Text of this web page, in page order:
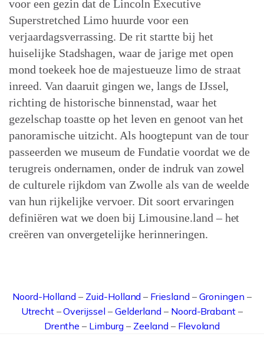
voor een gezin dat de Lincoln Executive
Superstretched Limo huurde voor een
verjaardagsverrassing. De rit startte bij het
huiselijke Stadshagen, waar de jarige met open
mond toekeek hoe de majestueuze limo de straat
inreed. Van daaruit gingen we, langs de IJssel,
richting de historische binnenstad, waar het
gezelschap toastte op het leven en genoot van het
panoramische uitzicht. Als hoogtepunt van de tour
passeerden we museum de Fundatie voordat we de
terugreis ondernamen, onder de indruk van zowel
de culturele rijkdom van Zwolle als van de weelde
van hun rijkelijke vervoer. Dit soort ervaringen
definiëren wat we doen bij Limousine.land – het
creëren van onvergetelijke herinneringen.
Noord-Holland – Zuid-Holland – Friesland – Groningen –
Utrecht–Overijssel –Gelderland – Noord-Brabant –
Drenthe – Limburg – Zeeland – Flevoland